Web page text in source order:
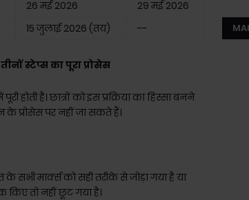
26 मई 2026
29 मई 2026
15 जुलाई 2026 (तय) --
स्टेप्स का पूरा प्रोसेस
होती है। छात्रों को इस प्रक्रिया का हिस्सा बनने
के प्रोसेस पर नहीं जा सकते हैं।
मार्क्स को सही तरीके से जोड़ा गया है या
किए तो नहीं छूट गया है।